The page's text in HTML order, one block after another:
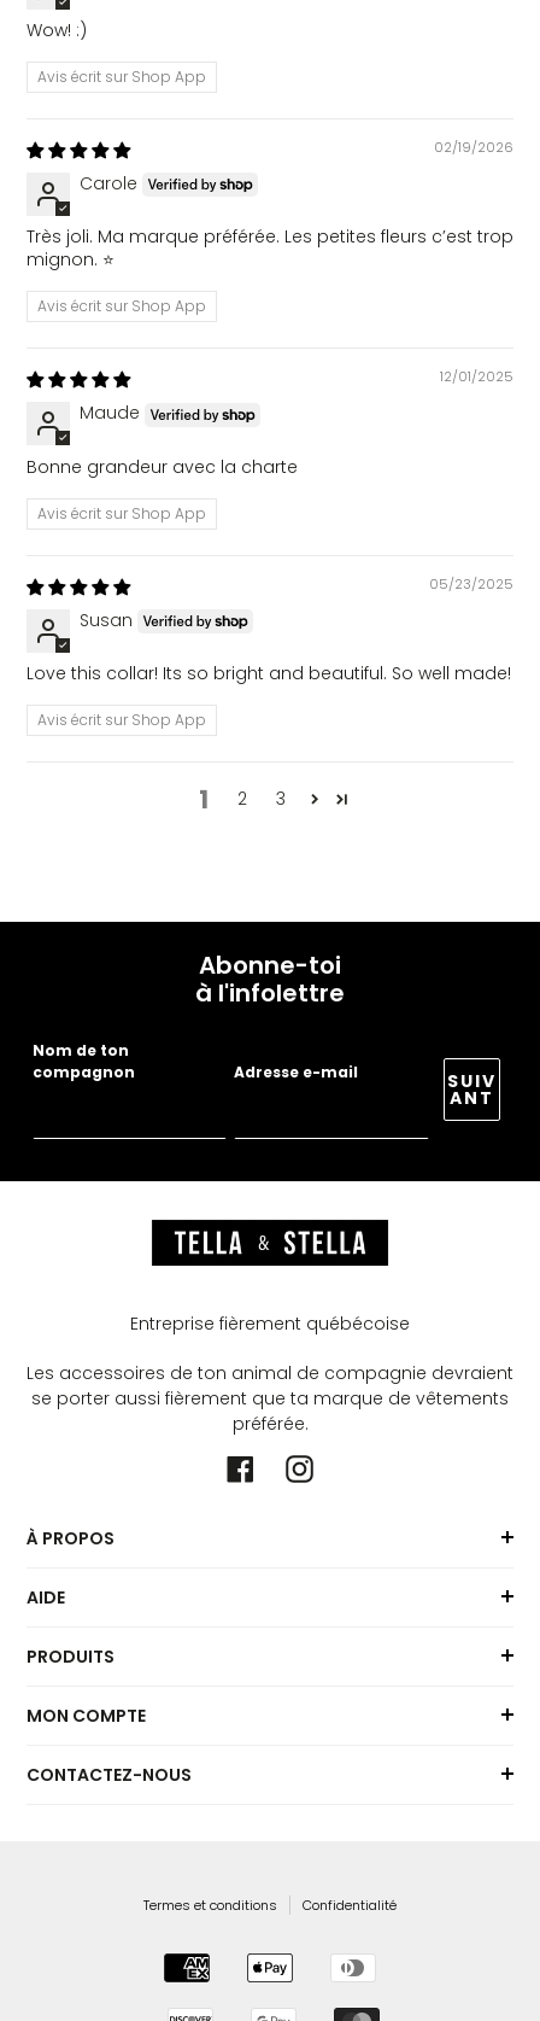
Wow! :)
Avis écrit sur Shop App
02/19/2026
Carole
Très joli. Ma marque préférée. Les petites fleurs c’est trop
mignon. ⭐️
Avis écrit sur Shop App
12/01/2025
Maude
Bonne grandeur avec la charte
Avis écrit sur Shop App
05/23/2025
Susan
Love this collar! Its so bright and beautiful. So well made!
Avis écrit sur Shop App
1 2 3
Abonne-toi
à l'infolettre
Nom de ton
compagnon
Adresse e-mail SUIV
ANT
Entreprise fièrement québécoise
Les accessoires de ton animal de compagnie devraient
se porter aussi fièrement que ta marque de vêtements
préférée.
FacebookInstagram
À PROPOS
AIDE
PRODUITS
MON COMPTE
CONTACTEZ-NOUS
Moyens
de
paiement
Termes et conditions Confidentialité